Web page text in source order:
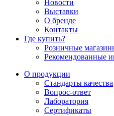
Новости
Выставки
О бренде
Контакты
Где купить?
Розничные
Рекомендованные
О продукции
Стандарты качества
Вопрос-ответ
Лаборатория
Сертификаты